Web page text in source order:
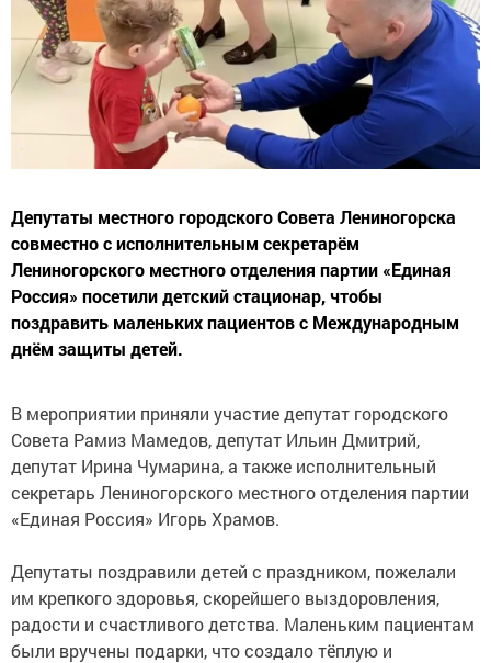
Депутаты местного городского Совета Лениногорска
совместно с исполнительным секретарём
Лениногорского местного отделения партии «Единая
Россия» посетили детский стационар, чтобы
поздравить маленьких пациентов с Международным
днём защиты детей.
В мероприятии приняли участие депутат городского
Совета Рамиз Мамедов, депутат Ильин Дмитрий,
депутат Ирина Чумарина, а также исполнительный
секретарь Лениногорского местного отделения партии
«Единая Россия» Игорь Храмов.
Депутаты поздравили детей с праздником, пожелали
им крепкого здоровья, скорейшего выздоровления,
радости и счастливого детства. Маленьким пациентам
были вручены подарки, что создало тёплую и